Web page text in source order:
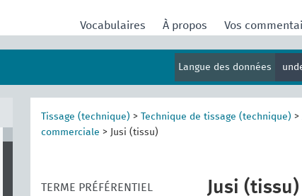
Vocabulaires À propos Vos
Langue des données
Tissage (technique) > Technique de tissage (technique) >
commerciale > Jusi (tissu)
TERME PRÉFÉRENTIEL Jusi (tissu)